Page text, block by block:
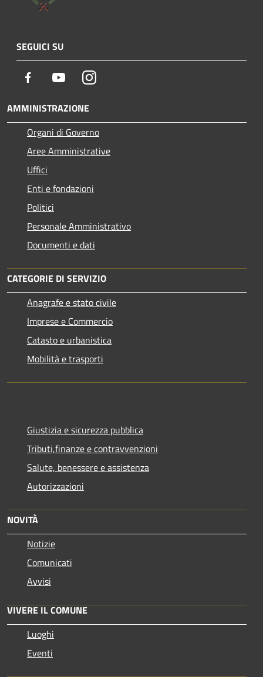
SEGUICI SU
Facebook YoutubeInstagram
AMMINISTRAZIONE
Organi di Governo
Aree Amministrative
Uffici
Enti e fondazioni
Politici
Personale Amministrativo
Documenti e dati
CATEGORIE DI SERVIZIO
Anagrafe e stato civile
Imprese e Commercio
Catasto e urbanistica
Mobilità e trasporti
Giustizia e sicurezza pubblica
Tributi,finanze e contravvenzioni
Salute, benessere e assistenza
Autorizzazioni
NOVITÀ
Notizie
Comunicati
Avvisi
VIVERE IL COMUNE
Luoghi
Eventi